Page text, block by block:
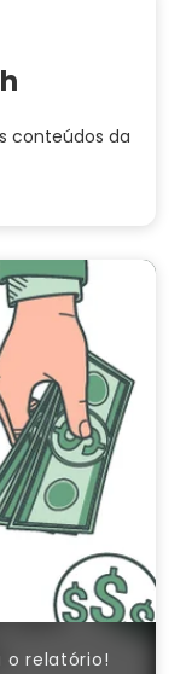
conteúdos da
o relatório!